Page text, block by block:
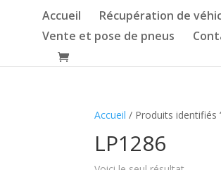
Accueil Récupération de
Vente et pose de pneus
Accueil / Produits identifiés
LP1286